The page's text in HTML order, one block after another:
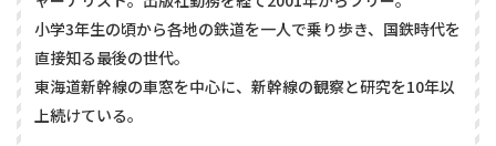
小学3年生の頃から各地の鉄道を一人で乗り歩き、国鉄時代を
直接知る最後の世代。
東海道新幹線の車窓を中心に、新幹線の観察と研究を10年以
上続けている。